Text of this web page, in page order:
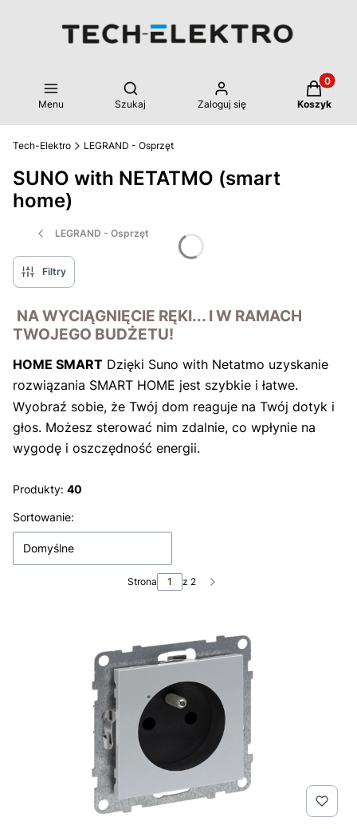
Menu
Otwórz wyszukiwarkę
Szukaj Zaloguj się Koszyk
Tech-Elektro LEGRAND - Osprzęt
SUNO with NETATMO (smart
home)
LEGRAND - Osprzęt
Filtry
NA WYCIĄGNIĘCIE RĘKI... I W RAMACH
TWOJEGO BUDŻETU!
HOME SMART Dzięki Suno with Netatmo uzyskanie
rozwiązania SMART HOME jest szybkie i łatwe.
Wyobraź sobie, że Twój dom reaguje na Twój dotyk i
głos. Możesz sterować nim zdalnie, co wpłynie na
wygodę i oszczędność energii.
Produkty: 40
Lista produktów
Sortowanie:
Domyślne
Strona z 2 Następne produkty